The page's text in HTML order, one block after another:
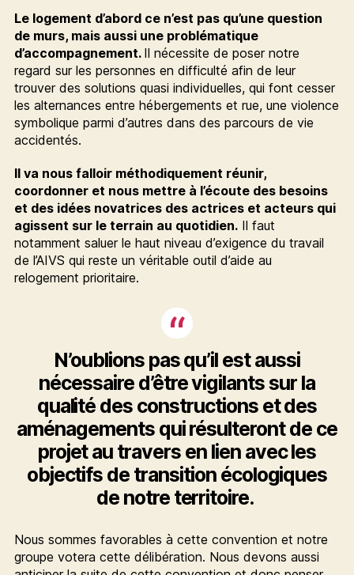
Le logement d’abord ce n’est pas qu’une question
de murs, mais aussi une problématique
d’accompagnement. Il nécessite de poser notre
regard sur les personnes en difficulté afin de leur
trouver des solutions quasi individuelles, qui font cesser
les alternances entre hébergements et rue, une violence
symbolique parmi d’autres dans des parcours de vie
accidentés.
Il va nous falloir méthodiquement réunir,
coordonner et nous mettre à l’écoute des besoins
et des idées novatrices des actrices et acteurs qui
agissent sur le terrain au quotidien.Il faut
notamment saluer le haut niveau d’exigence du travail
de l’AIVS qui reste un véritable outil d’aide au
relogement prioritaire.
N’oublions pas qu’il est aussi
nécessaire d’être vigilants sur la
qualité des constructions et des
aménagements qui résulteront de ce
projet au travers en lien avec les
objectifs de transition écologiques
de notre territoire.
Nous sommes favorables à cette convention et notre
groupe votera cette délibération. Nous devons aussi